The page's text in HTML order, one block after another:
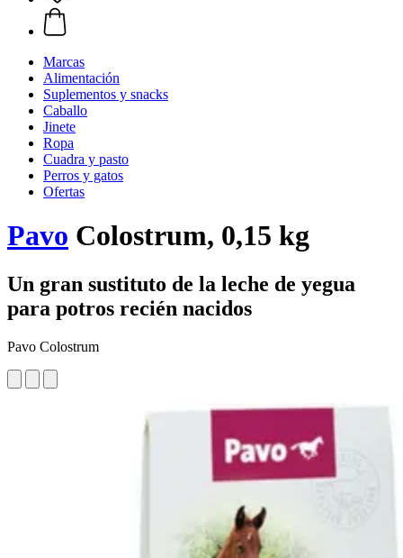
Marcas
Alimentación
Suplementos y snacks
Caballo
Jinete
Ropa
Cuadra y pasto
Perros y gatos
Ofertas
Pavo Colostrum, 0,15 kg
Un gran sustituto de la leche de yegua
para potros recién nacidos
Pavo Colostrum